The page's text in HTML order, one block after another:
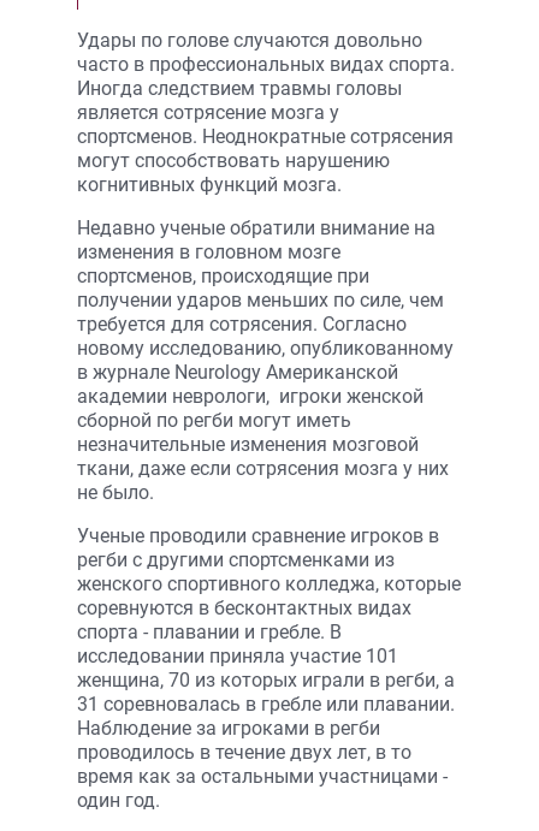
Удары по голове случаются довольно
часто в профессиональных видах спорта.
Иногда следствием травмы головы
является сотрясение мозга у
спортсменов. Неоднократные сотрясения
могут способствовать нарушению
когнитивных функций мозга.
Недавно ученые обратили внимание на
изменения в головном мозге
спортсменов, происходящие при
получении ударов меньших по силе, чем
требуется для сотрясения. Согласно
новому исследованию, опубликованному
в журнале Neurology Американской
академии неврологи, игроки женской
сборной по регби могут иметь
незначительные изменения мозговой
ткани, даже если сотрясения мозга у них
не было.
Ученые проводили сравнение игроков в
регби с другими спортсменками из
женского спортивного колледжа, которые
соревнуются в бесконтактных видах
спорта - плавании и гребле. В
исследовании приняла участие 101
женщина, 70 из которых играли в регби, а
31 соревновалась в гребле или плавании.
Наблюдение за игроками в регби
проводилось в течение двух лет, в то
время как за остальными участницами -
один год.